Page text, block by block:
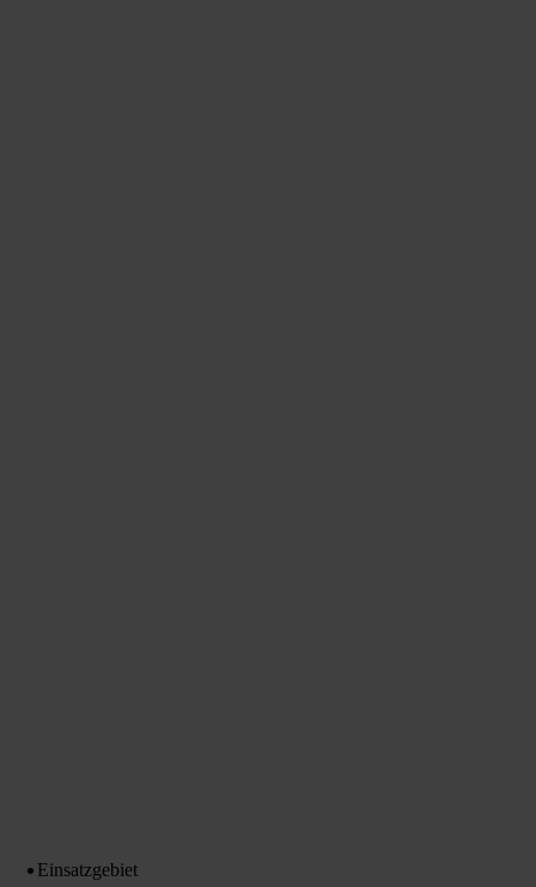
Einsatzgebiet